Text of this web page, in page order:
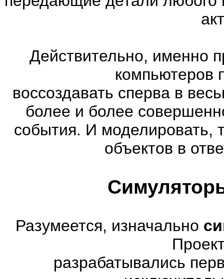
Действительно, именно
компьютеров
воссоздавать сперва в
более и более
события. И моделировать,
объектов в
Разумеется, изначально
разрабатывались